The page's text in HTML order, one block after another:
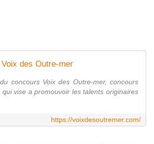
des Outre-mer
concours Voix des Outre-mer, concours
vise a promouvoir les talents originaires
https://voixdesoutremer.com/